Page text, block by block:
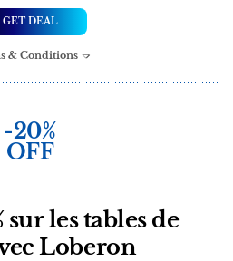
GET DEAL
& Conditions
-20%
OFF
sur les tables de
Loberon